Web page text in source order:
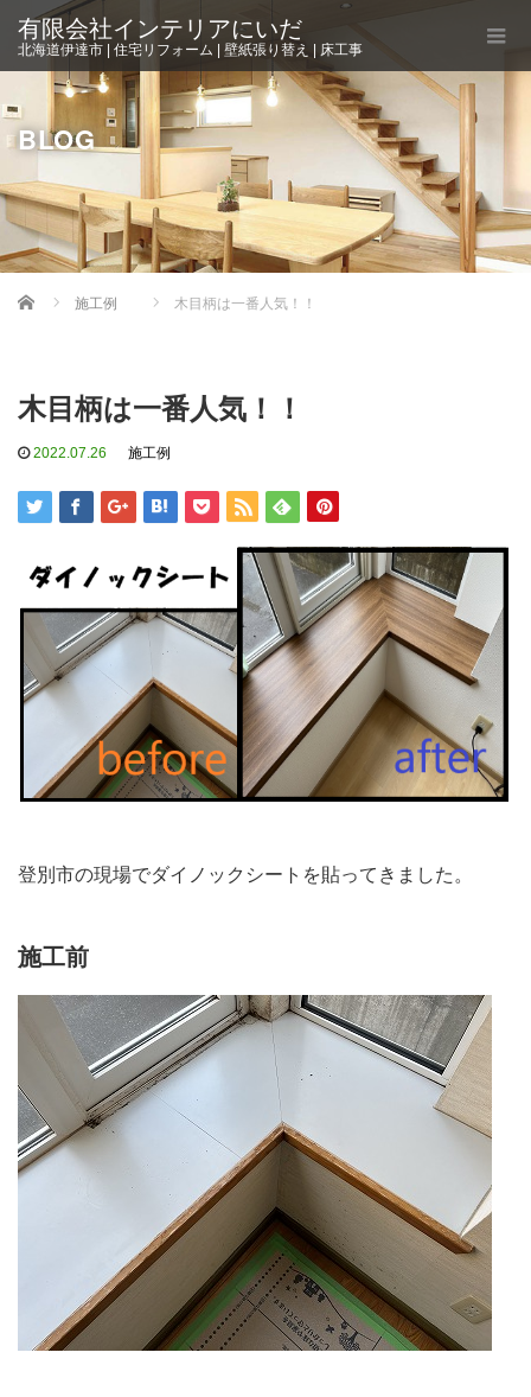
有限会社インテリアにいだ
北海道伊達市 | 住宅リフォーム | 壁紙張り替え | 床工事
BLOG
Home 施工例 木目柄は一番人気！！
木目柄は一番人気！！
2022.07.26 施工例
登別市の現場でダイノックシートを貼ってきました。
施工前